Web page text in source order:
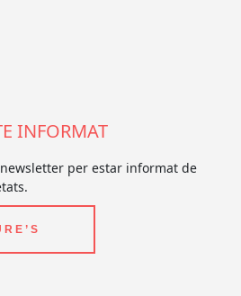
INFORMAT
per estar informat de